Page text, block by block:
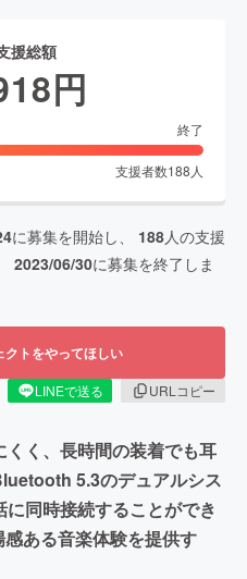
援総額
円
終了
支援者数188 人
に募集を開始し、 188人の支援
2023/06/30に募集を終了しま
クトをやってほしい
LINEで送る
URLコピー
くく、長時間の装着でも耳
5.3のデュアルシス
同時接続することができ
ある音楽体験を提供す